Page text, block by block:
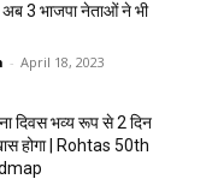
अब 3 भाजपा नेताओं ने भी
- April 18, 2023
दिवस भव्य रूप से 2 दिन
होगा | Rohtas 50th